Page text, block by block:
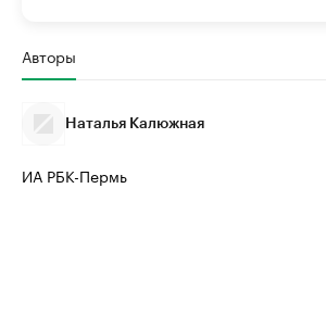
Авторы
Наталья Калюжная
ИА РБК-Пермь